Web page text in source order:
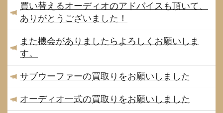
買い替えるオーディオのアドバイスも頂いて、
ありがとうございました！
また機会がありましたらよろしくお願いしま
す。
サブウーファーの買取りをお願いしました
オーディオ一式の買取りをお願いしました